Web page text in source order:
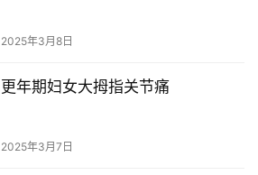
2025年3月8日
更年期妇女大拇指关节痛
2025年3月7日